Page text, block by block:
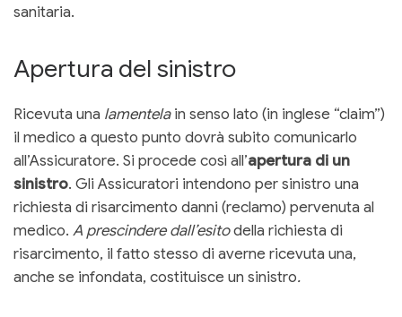
sanitaria.
Apertura del sinistro
Ricevuta una lamentelain senso lato (in inglese “claim”)
il medico a questo punto dovrà subito comunicarlo
all’Assicuratore. Si procede così all’apertura di un
sinistro. Gli Assicuratori intendono per sinistro una
richiesta di risarcimento danni (reclamo) pervenuta al
medico. A prescindere dall’esitodella richiesta di
risarcimento, il fatto stesso di averne ricevuta una,
anche se infondata, costituisce un sinistro.